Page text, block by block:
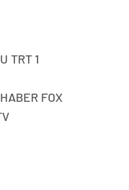
TRT 1
FOX